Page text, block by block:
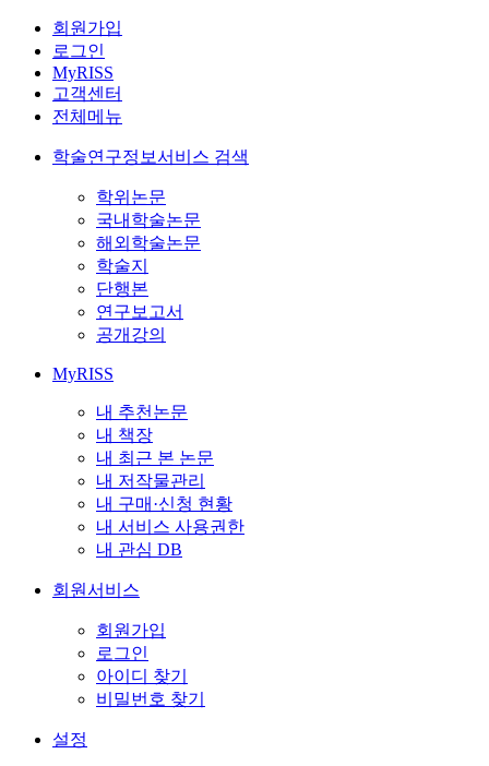
회원가입
로그인
MyRISS
고객센터
전체메뉴
학술연구정보서비스 검색
학위논문
국내학술논문
해외학술논문
학술지
단행본
연구보고서
공개강의
MyRISS
내 추천논문
내 책장
내 최근 본 논문
내 저작물관리
내 구매·신청 현황
내 서비스 사용권한
내 관심 DB
회원서비스
회원가입
로그인
아이디 찾기
비밀번호 찾기
설정